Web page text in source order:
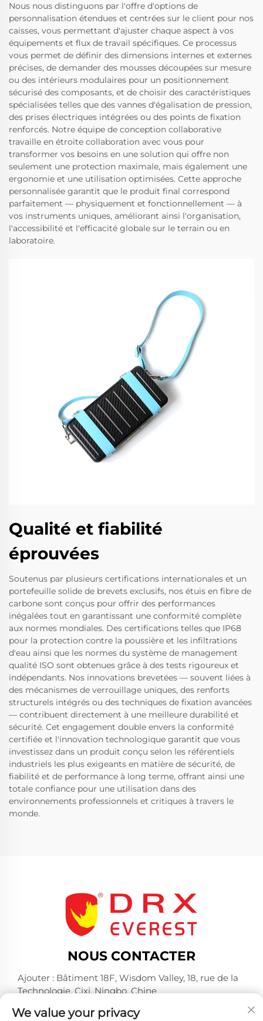
Nous nous distinguons par l'offre d'options de
personnalisation étendues et centrées sur le client pour nos
caisses, vous permettant d'ajuster chaque aspect à vos
équipements et flux de travail spécifiques. Ce processus
vous permet de définir des dimensions internes et externes
précises, de demander des mousses découpées sur mesure
ou des intérieurs modulaires pour un positionnement
sécurisé des composants, et de choisir des caractéristiques
spécialisées telles que des vannes d'égalisation de pression,
des prises électriques intégrées ou des points de fixation
renforcés. Notre équipe de conception collaborative
travaille en étroite collaboration avec vous pour
transformer vos besoins en une solution qui offre non
seulement une protection maximale, mais également une
ergonomie et une utilisation optimisées. Cette approche
personnalisée garantit que le produit final correspond
parfaitement — physiquement et fonctionnellement — à
vos instruments uniques, améliorant ainsi l'organisation,
l'accessibilité et l'efficacité globale sur le terrain ou en
laboratoire.
Qualité et fiabilité
éprouvées
Soutenus par plusieurs certifications internationales et un
portefeuille solide de brevets exclusifs, nos étuis en fibre de
carbone sont conçus pour offrir des performances
inégalées tout en garantissant une conformité complète
aux normes mondiales. Des certifications telles que IP68
pour la protection contre la poussière et les infiltrations
d'eau ainsi que les normes du système de management
qualité ISO sont obtenues grâce à des tests rigoureux et
indépendants. Nos innovations brevetées — souvent liées à
des mécanismes de verrouillage uniques, des renforts
structurels intégrés ou des techniques de fixation avancées
— contribuent directement à une meilleure durabilité et
sécurité. Cet engagement double envers la conformité
certifiée et l'innovation technologique garantit que vous
investissez dans un produit conçu selon les référentiels
industriels les plus exigeants en matière de sécurité, de
fiabilité et de performance à long terme, offrant ainsi une
totale confiance pour une utilisation dans des
environnements professionnels et critiques à travers le
monde.
NOUS CONTACTER
Ajouter : Bâtiment 18F, Wisdom Valley, 18, rue de la
Technologie, Cixi, Ningbo, Chine
Tél. : +86-574-23660321
We value your privacy